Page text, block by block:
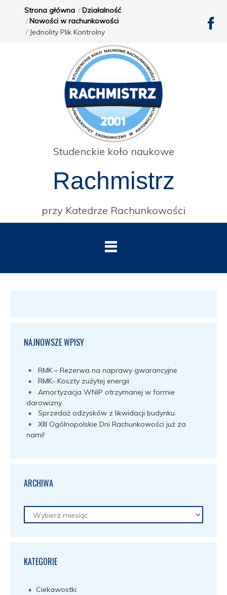
Strona główna
Działalność
Nowości w rachunkowości
Jednolity Plik Kontrolny
Studenckie koło naukowe
Rachmistrz
przy Katedrze Rachunkowości
NAJNOWSZE WPISY
RMK – Rezerwa na naprawy gwarancyjne
RMK- Koszty zużytej energii
Amortyzacja WNiP otrzymanej w formie
darowizny
Sprzedaż odzysków z likwidacji budynku
XIII Ogólnopolskie Dni Rachunkowości już za
nami!
ARCHIWA
Archiwa
KATEGORIE
Ciekawostki